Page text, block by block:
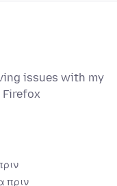
issues with my
πριν